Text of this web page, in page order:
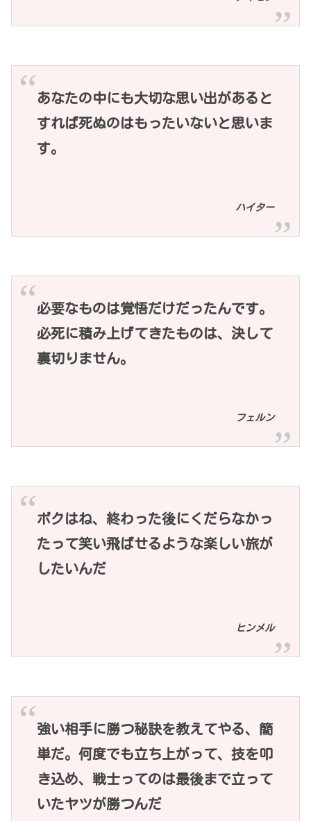
あなたの中にも大切な思い出があると
すれば死ぬのはもったいないと思いま
す。
ハイター
必要なものは覚悟だけだったんです。
必死に積み上げてきたものは、決して
裏切りません。
フェルン
ボクはね、終わった後にくだらなかっ
たって笑い飛ばせるような楽しい旅が
したいんだ
ヒンメル
強い相手に勝つ秘訣を教えてやる、簡
単だ。何度でも立ち上がって、技を叩
き込め、戦士ってのは最後まで立って
いたヤツが勝つんだ